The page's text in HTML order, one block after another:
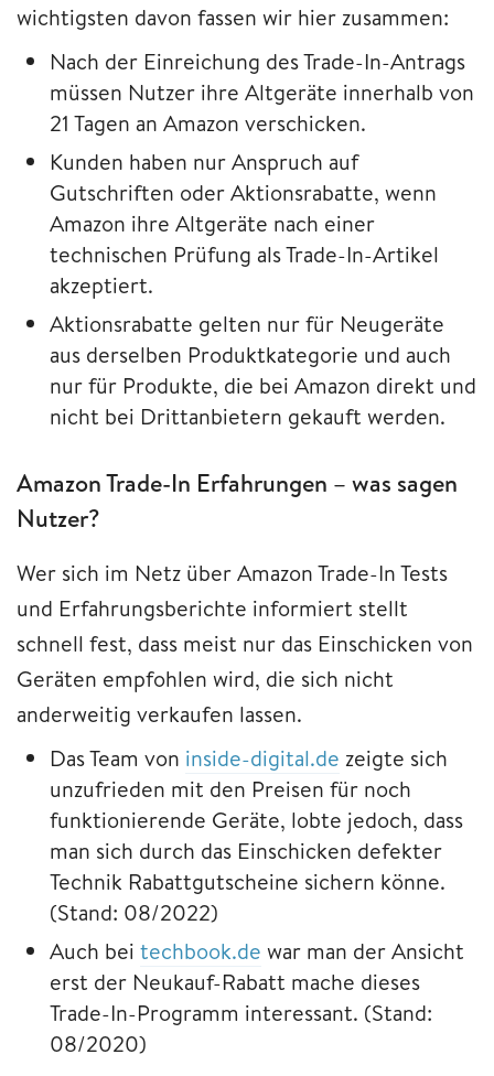
wichtigsten davon fassen wir hier zusammen:
Nach der Einreichung des Trade-In-Antrags
müssen Nutzer ihre Altgeräte innerhalb von
21 Tagen an Amazon verschicken.
Kunden haben nur Anspruch auf
Gutschriften oder Aktionsrabatte, wenn
Amazon ihre Altgeräte nach einer
technischen Prüfung als Trade-In-Artikel
akzeptiert.
Aktionsrabatte gelten nur für Neugeräte
aus derselben Produktkategorie und auch
nur für Produkte, die bei Amazon direkt und
nicht bei Drittanbietern gekauft werden.
Amazon Trade-In Erfahrungen – was sagen
Nutzer?
Wer sich im Netz über Amazon Trade-In Tests
und Erfahrungsberichte informiert stellt
schnell fest, dass meist nur das Einschicken von
Geräten empfohlen wird, die sich nicht
anderweitig verkaufen lassen.
Das Team von inside-digital.de zeigte sich
unzufrieden mit den Preisen für noch
funktionierende Geräte, lobte jedoch, dass
man sich durch das Einschicken defekter
Technik Rabattgutscheine sichern könne.
(Stand: 08/2022)
Auch bei techbook.de war man der Ansicht
erst der Neukauf-Rabatt mache dieses
Trade-In-Programm interessant. (Stand:
08/2020)